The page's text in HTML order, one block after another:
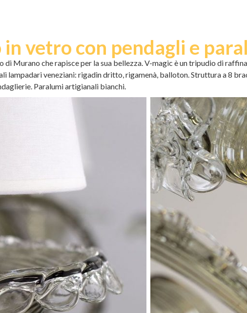
vetro con pendagli e
di Murano che rapisce per la sua bellezza. V-magic è un tripudio di
lampadari veneziani: rigadin dritto, rigamenà, balloton. Struttura a 8
Paralumi artigianali bianchi.